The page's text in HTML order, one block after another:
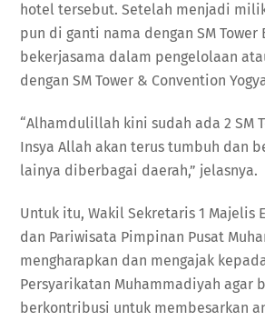
hotel tersebut. Setelah menjadi
pun di ganti nama dengan SM Tower
bekerjasama dalam pengelolaan
dengan SM Tower & Convention
“Alhamdulillah kini sudah ada 2 SM
Insya Allah akan terus tumbuh dan
lainya diberbagai daerah,” jelasnya.
Untuk itu, Wakil Sekretaris 1 Majelis
dan Pariwisata Pimpinan Pusat
mengharapkan dan mengajak
Persyarikatan Muhammadiyah agar
berkontribusi untuk membesarkan